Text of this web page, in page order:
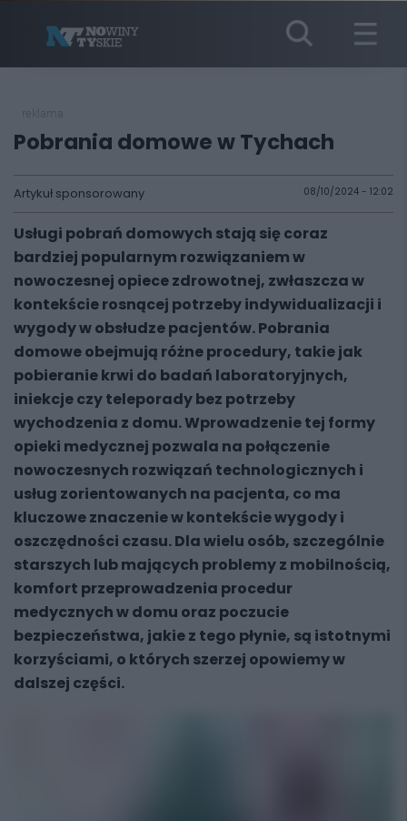
Pobrania domowe w Tychach
Artykuł sponsorowany 08/10/2024 - 12:02
Usługi pobrań domowych stają się coraz
bardziej popularnym rozwiązaniem w
nowoczesnej opiece zdrowotnej, zwłaszcza w
kontekście rosnącej potrzeby indywidualizacji i
wygody w obsłudze pacjentów. Pobrania
domowe obejmują różne procedury, takie jak
pobieranie krwi do badań laboratoryjnych,
iniekcje czy teleporady bez potrzeby
wychodzenia z domu. Wprowadzenie tej formy
opieki medycznej pozwala na połączenie
nowoczesnych rozwiązań technologicznych i
usług zorientowanych na pacjenta, co ma
kluczowe znaczenie w kontekście wygody i
oszczędności czasu. Dla wielu osób, szczególnie
starszych lub mających problemy z mobilnością,
komfort przeprowadzenia procedur
medycznych w domu oraz poczucie
bezpieczeństwa, jakie z tego płynie, są istotnymi
korzyściami, o których szerzej opowiemy w
dalszej części.